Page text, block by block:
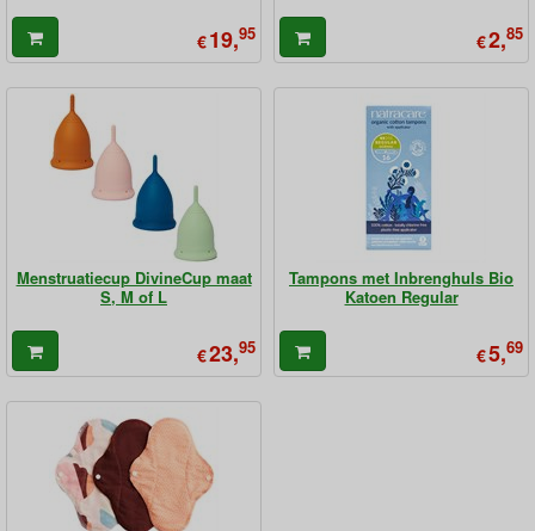
€19,95 €2,85
Menstruatiecup DivineCup maat
S, M of L
€23,95
Tampons met Inbrenghuls Bio
Katoen Regular
€5,69